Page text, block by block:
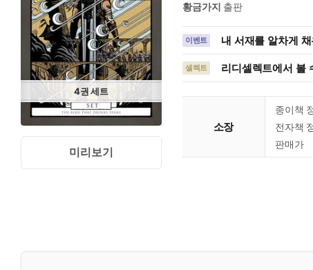
4권세트
미리보기
황금가지 출판
이벤트 내 서재를 알차게
셀렉트 리디셀렉트에서 볼
소장
종이책
전자책
판매가